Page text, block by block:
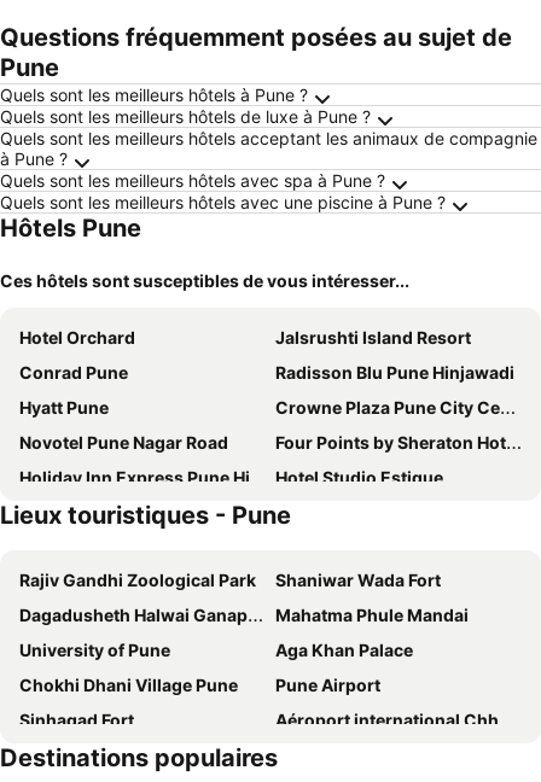
Questions fréquemment posées au sujet de
Pune
Quels sont les meilleurs hôtels à Pune ?
Quels sont les meilleurs hôtels de luxe à Pune ?
Quels sont les meilleurs hôtels acceptant les animaux de compagnie
à Pune ?
Quels sont les meilleurs hôtels avec spa à Pune ?
Quels sont les meilleurs hôtels avec une piscine à Pune ?
Hôtels Pune
Ces hôtels sont susceptibles de vous intéresser...
Hotel Orchard
Jalsrushti Island Resort
Conrad Pune
Radisson Blu Pune Hinjawadi
Hyatt Pune
Crowne Plaza Pune City Centre By Ihg
Novotel Pune Nagar Road
Four Points by Sheraton Hotel & Serviced Apartments, Pune
Holiday Inn Express Pune Hinjewadi By Ihg
Hotel Studio Estique
Lemon Tree Premier City Center Pune
The Orchid Hotel Hinjewadi Pune
The Oakwood
Hotel Parc Estique
Holiday Inn Express Pune Pimpri by IHG
Ramee Grand Hotel and Spa, Pune
FabHotel Corporate Executive
ibis Pune Viman Nagar
Vivanta Pune, Hinjawadi
Cocoon Hotel
The Central Park
Shantai Hotel
AR Suites Jewels Royale
Sayaji Pune
Lieux touristiques - Pune
Rajiv Gandhi Zoological Park
Shaniwar Wada Fort
Dagadusheth Halwai Ganapati Temple
Mahatma Phule Mandai
University of Pune
Aga Khan Palace
Chokhi Dhani Village Pune
Pune Airport
Sinhagad Fort
Aéroport international Chhatrapati Sambhaji Maharaj
Destinations populaires